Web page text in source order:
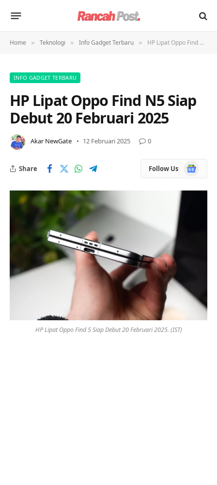
Home » Teknologi » Info Gadget Terbaru » HP Lipat Oppo Find N5 Siap Debut 20 Februari 2025
INFO GADGET TERBARU
HP Lipat Oppo Find N5 Siap
Debut 20 Februari 2025
Akar NewGate 12 Februari 2025 0
Share Follow Us
Google
News
HP Lipat Oppo Find 5 Siap Debut 20 Februari 2025. (IST)